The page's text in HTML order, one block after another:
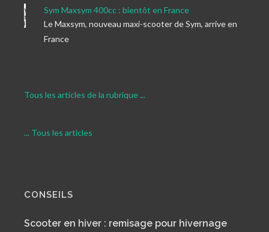
Sym Maxsym 400cc : bientôt en France
Le Maxsym, nouveau maxi-scooter de Sym, arrive en
France
Tous les articles de la rubrique ...
... Tous les articles
CONSEILS
Scooter en hiver : remisage pour hivernage